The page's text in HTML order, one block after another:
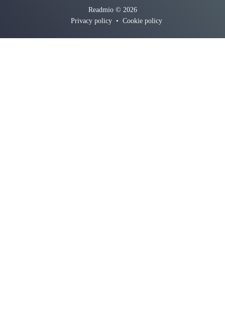
Readmio © 2026
Privacy policy • Cookie policy